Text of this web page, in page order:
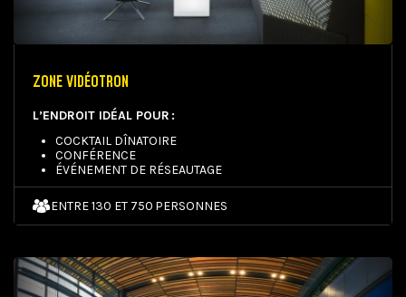
ZONE VIDÉOTRON
L’ENDROIT IDÉAL POUR :
COCKTAIL DÎNATOIRE
CONFÉRENCE
ÉVÉNEMENT DE RÉSEAUTAGE
ENTRE 130 ET 750 PERSONNES